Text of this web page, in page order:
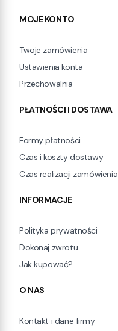
MOJE KONTO
Twoje zamówienia
Ustawienia konta
Przechowalnia
PŁATNOŚCI I DOSTAWA
Formy płatności
Czas i koszty dostawy
Czas realizacji zamówienia
INFORMACJE
Polityka prywatności
Dokonaj zwrotu
Jak kupować?
O NAS
Kontakt i dane firmy